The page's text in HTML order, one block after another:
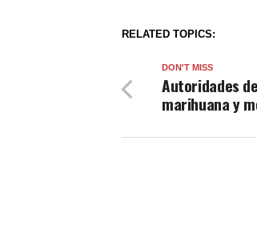
RELATED TOPICS:
DON'T MISS
Autoridades
marihuana y